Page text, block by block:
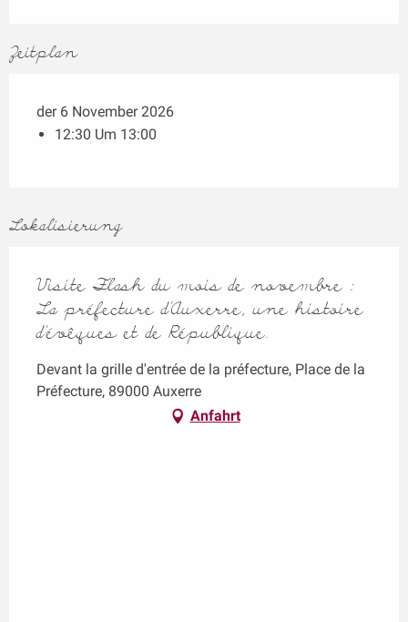
Zeitplan
der 6 November 2026
12:30 Um 13:00
Lokalisierung
Visite Flash du mois de novembre :
La préfecture d'Auxerre, une histoire
d’évêques et de République.
Devant la grille d'entrée de la préfecture, Place de la
Préfecture, 89000 Auxerre
Anfahrt